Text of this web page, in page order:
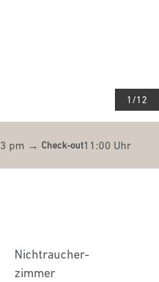
1 /12
3 pm → Check-out11:00 Uhr
Nichtraucher­
zimmer